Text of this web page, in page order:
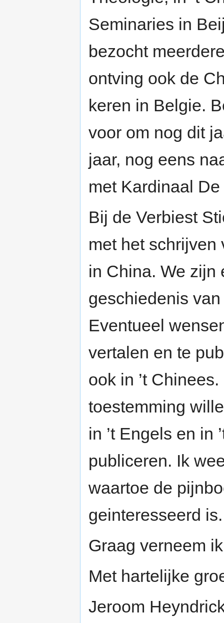
Seminaries in
bezocht
ontving ook de
keren in Belgie.
voor om nog dit
jaar, nog eens
met Kardinaal
Bij de Verbiest
met het schrijven
in China. We zijn
geschiedenis
Eventueel
vertalen en te
ook in ’t
toestemming
in ’t Engels en in
publiceren. Ik
waartoe de
geinteresseerd is.
Graag verneem
Met hartelijke
Jeroom